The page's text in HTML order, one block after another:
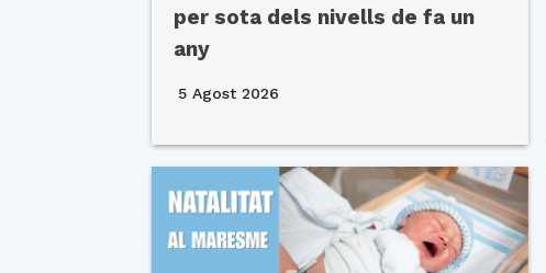
per sota dels nivells de fa un
any
5 Agost 2026